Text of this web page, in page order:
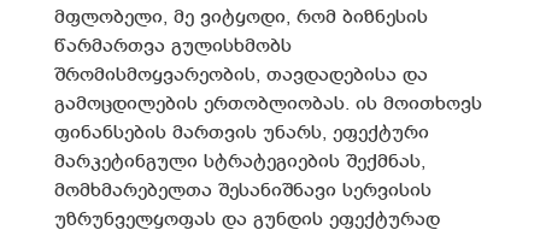
მფლობელი, მე ვიტყოდი, რომ ბიზნესის
წარმართვა გულისხმობს
შრომისმოყვარეობის, თავდადებისა და
გამოცდილების ერთობლიობას. ის მოითხოვს
ფინანსების მართვის უნარს, ეფექტური
მარკეტინგული სტრატეგიების შექმნას,
მომხმარებელთა შესანიშნავი სერვისის
უზრუნველყოფას და გუნდის ეფექტურად